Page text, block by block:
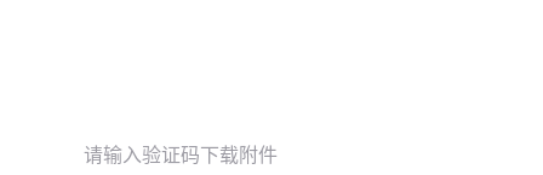
请输入验证码下载附件